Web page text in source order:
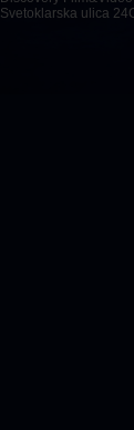
Svetoklarska ulica